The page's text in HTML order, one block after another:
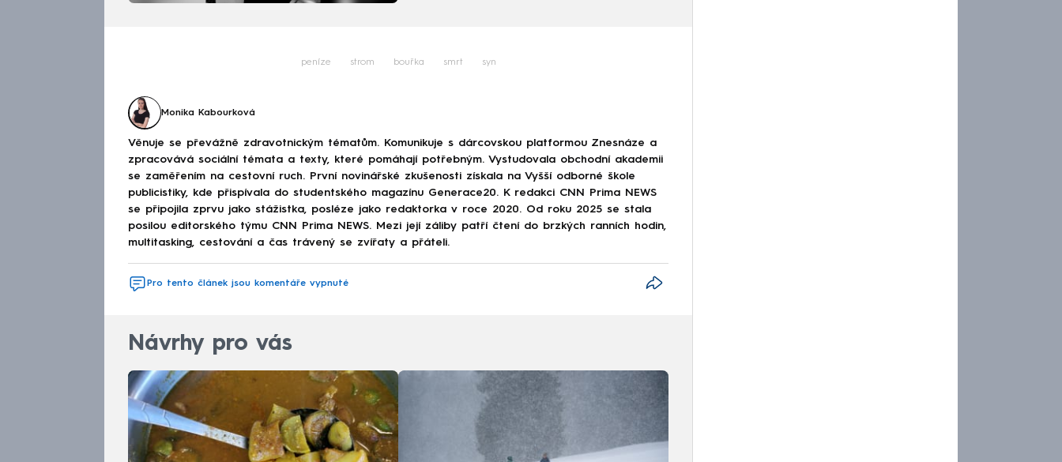
peníze strom bouřka smrt syn
Monika Kabourková
Věnuje se převážně zdravotnickým tématům. Komunikuje s dárcovskou platformou Znesnáze a
zpracovává sociální témata a texty, které pomáhají potřebným. Vystudovala obchodní akademii
se zaměřením na cestovní ruch. První novinářské zkušenosti získala na Vyšší odborné škole
publicistiky, kde přispívala do studentského magazínu Generace20. K redakci CNN Prima NEWS
se připojila zprvu jako stážistka, posléze jako redaktorka v roce 2020. Od roku 2025 se stala
posilou editorského týmu CNN Prima NEWS. Mezi její záliby patří čtení do brzkých ranních hodin,
multitasking, cestování a čas trávený se zvířaty a přáteli.
Pro tento článek jsou komentáře vypnuté
Návrhy pro vás